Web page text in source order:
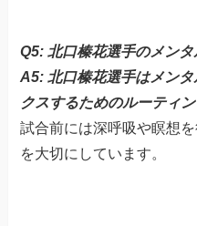
Q5: 北口榛花選手のメン
A5: 北口榛花選手はメン
クスするためのルーティン
試合前には深呼吸や瞑想
を大切にしています。